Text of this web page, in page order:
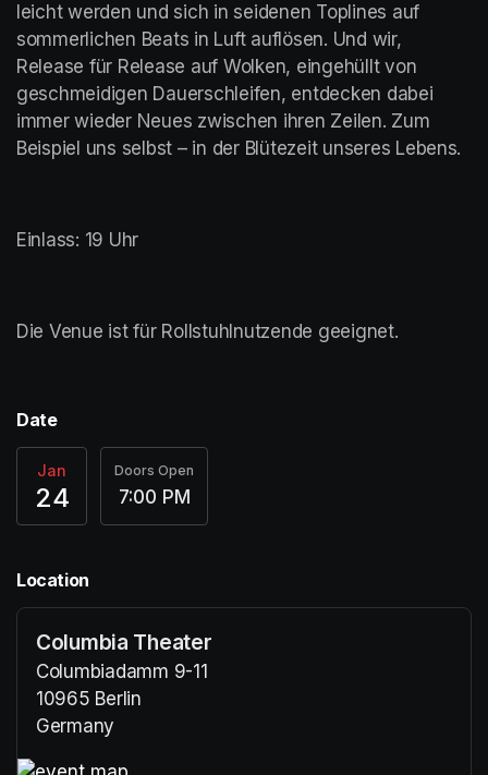
leicht werden und sich in seidenen Toplines auf
sommerlichen Beats in Luft auflösen. Und wir,
Release für Release auf Wolken, eingehüllt von
geschmeidigen Dauerschleifen, entdecken dabei
immer wieder Neues zwischen ihren Zeilen. Zum
Beispiel uns selbst – in der Blütezeit unseres Lebens.
Einlass: 19 Uhr
Die Venue ist für Rollstuhlnutzende geeignet.
Date
Jan
24
Doors Open
7:00 PM
Location
Columbia Theater
Columbiadamm 9-11
10965 Berlin
Germany